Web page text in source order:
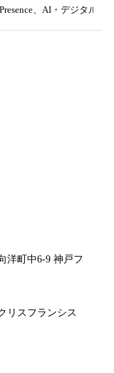
、AI・デジタル
洋町中6-9 神戸フ
リスフランシス